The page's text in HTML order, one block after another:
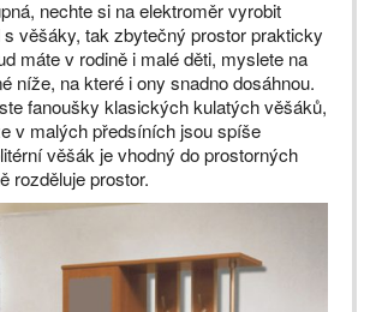
nechte si na elektroměr vyrobit
věšáky, tak zbytečný prostor prakticky
máte v rodině i malé děti, myslete na
níže, na které i ony snadno dosáhnou.
fanoušky klasických kulatých věšáků,
v malých předsíních jsou spíše
věšák je vhodný do prostorných
rozděluje prostor.